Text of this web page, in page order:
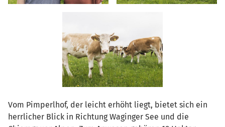
Vom Pimperlhof, der leicht erhöht liegt, bietet sich ein
herrlicher Blick in Richtung Waginger See und die